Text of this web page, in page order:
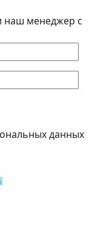
наш менеджер с
данных